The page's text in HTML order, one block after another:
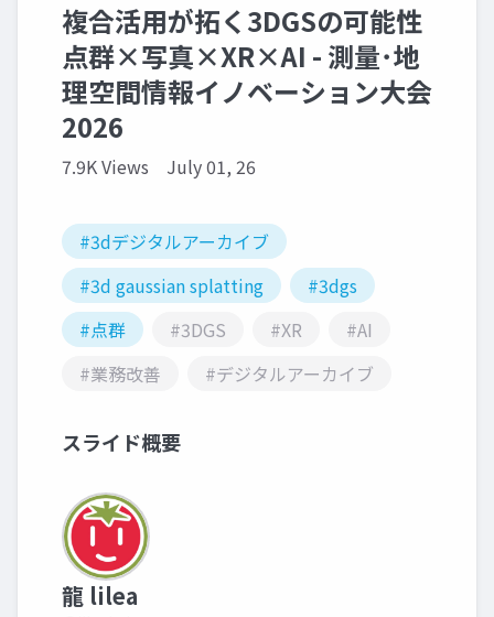
複合活用が拓く3DGSの可能性
点群×写真×XR×AI - 測量･地
理空間情報イノベーション大会
2026
7.9K Views July 01, 26
#3dデジタルアーカイブ
#3d gaussian splatting
#3dgs
#点群
#3DGS #XR
#AI
#業務改善
#デジタルアーカイブ
スライド概要
龍 lilea